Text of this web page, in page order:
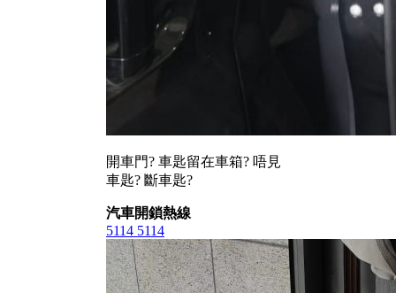
開車門? 車匙留在車箱? 唔見
車匙? 斷車匙?
汽車開鎖熱線
5114 5114